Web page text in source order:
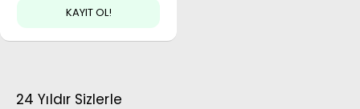
KAYIT OL!
24 Yıldır Sizlerle